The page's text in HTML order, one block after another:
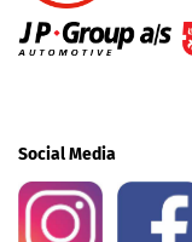
Social Media